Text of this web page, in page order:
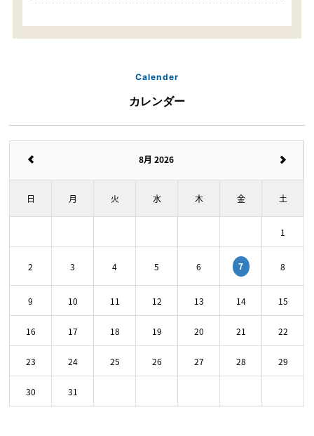
Calender
カレンダー
8月 2026
日 月 火 水 木 金 土
1
2 3 4 5 6 7 8
9 10 11 12 13 14 15
16 17 18 19 20 21 22
23 24 25 26 27 28 29
30 31